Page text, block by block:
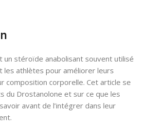
un stéroïde anabolisant souvent utilisé
les athlètes pour améliorer leurs
composition corporelle. Cet article se
du Drostanolone et sur ce que les
avant de l’intégrer dans leur